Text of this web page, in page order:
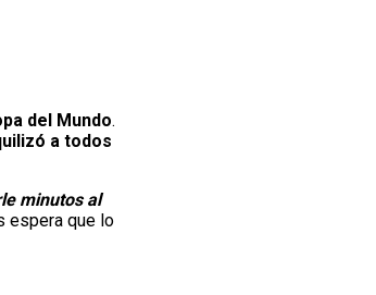
del Mundo.
a todos
minutos al
espera que lo